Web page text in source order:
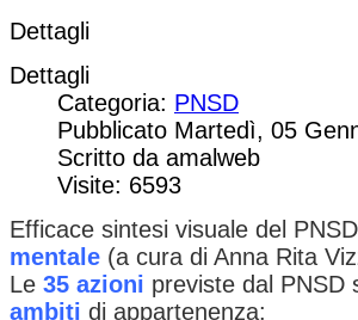
Dettagli
Dettagli
Categoria: PNSD
Pubblicato Martedì, 05
Scritto da amalweb
Visite: 6593
Efficace sintesi visuale del
mentale (a cura di Anna Rita
Le 35 azioni previste dal PNSD
ambiti di appartenenza: